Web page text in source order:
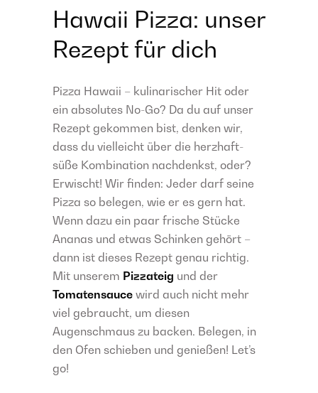
Hawaii Pizza: unser
Rezept für dich
Pizza Hawaii – kulinarischer Hit oder
ein absolutes No-Go? Da du auf unser
Rezept gekommen bist, denken wir,
dass du vielleicht über die herzhaft-
süße Kombination nachdenkst, oder?
Erwischt! Wir finden: Jeder darf seine
Pizza so belegen, wie er es gern hat.
Wenn dazu ein paar frische Stücke
Ananas und etwas Schinken gehört –
dann ist dieses Rezept genau richtig.
Mit unserem Pizzateig und der
Tomatensauce wird auch nicht mehr
viel gebraucht, um diesen
Augenschmaus zu backen. Belegen, in
den Ofen schieben und genießen! Let’s
go!